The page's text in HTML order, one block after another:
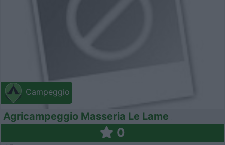
Campeggio
Agricampeggio Masseria Le Lame
0